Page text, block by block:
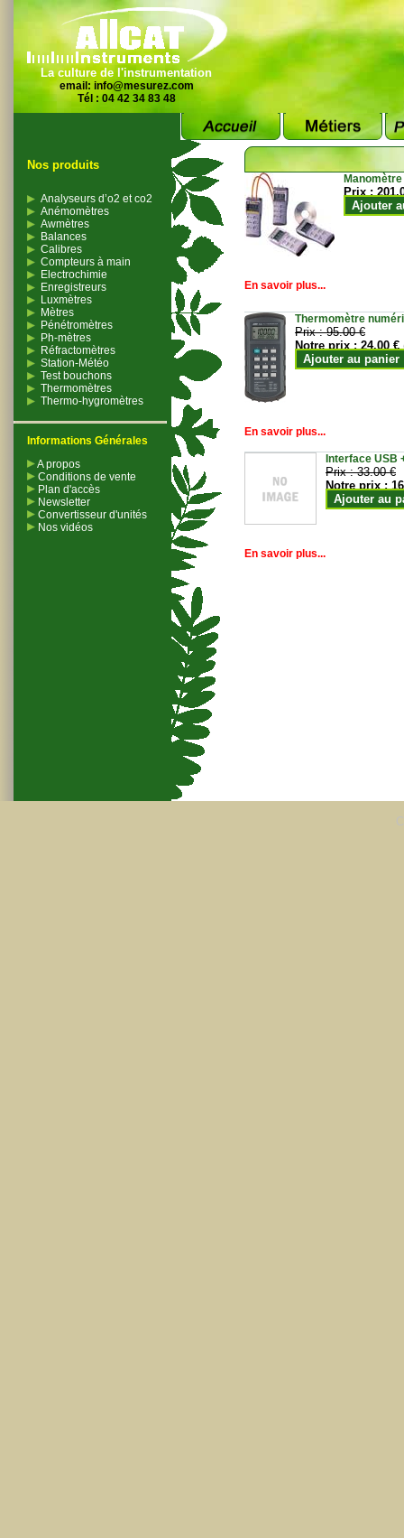
La culture de l'instrumentation
email: info@mesurez.com
Tél : 04 42 34 83 48
Nos produits
Analyseurs d’o2 et co2
Anémomètres
Awmètres
Balances
Calibres
Compteurs à main
Electrochimie
Enregistreurs
Luxmètres
Mètres
Pénétromètres
Ph-mètres
Réfractomètres
Station-Météo
Test bouchons
Thermomètres
Thermo-hygromètres
Informations Générales
A propos
Conditions de vente
Plan d'accès
Newsletter
Convertisseur d'unités
Nos vidéos
Prix :
Ajouter
En savoir plus...
Thermomètre
Prix :95.00 €
Notre prix :24.00 €
Ajouter au panier
En savoir plus...
Interface USB
Prix :33.00 €
Notre prix :
Ajouter au
En savoir plus...